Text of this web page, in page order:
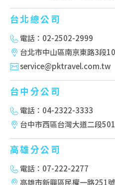
台北總公司
電話：02-2502-2999
台北市中山區南京東路3段
service@pktravel.com.tw
台中分公司
電話：04-2322-3333
台中市西區台灣大道二段
高雄分公司
電話：07-222-2277
高雄市新興區民權一路251